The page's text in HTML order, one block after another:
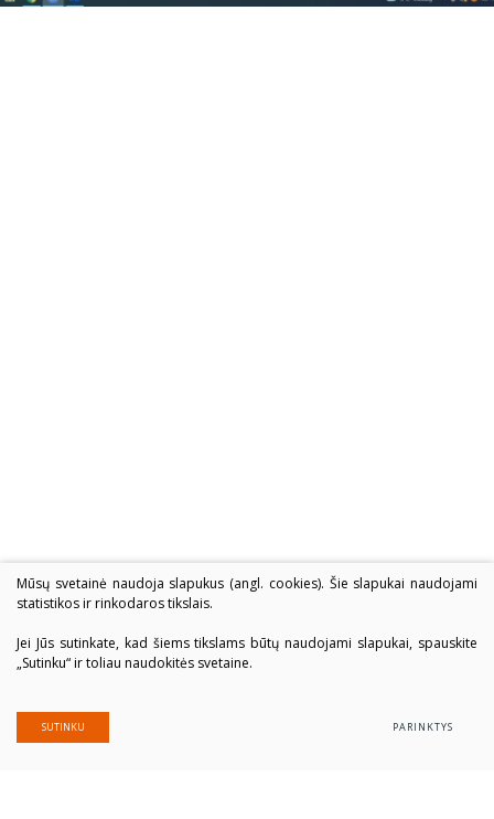
Mūsų svetainė naudoja slapukus (angl. cookies). Šie slapukai naudojami
statistikos ir rinkodaros tikslais.
Jei Jūs sutinkate, kad šiems tikslams būtų naudojami slapukai, spauskite
„Sutinku“ ir toliau naudokitės svetaine.
SUTINKU PARINKTYS